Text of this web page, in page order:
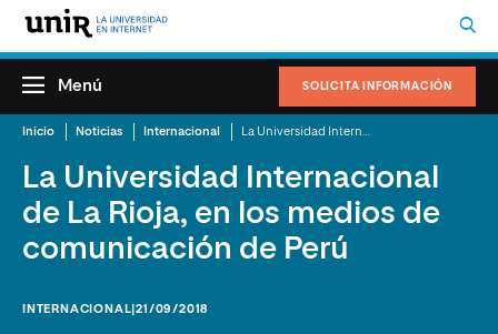
SOLICITA INFORMACIÓN
Menú
Inicio Noticias Internacional
La Universidad Internacional
de La Rioja, en los medios de
comunicación de Perú
INTERNACIONAL |21/09/2018